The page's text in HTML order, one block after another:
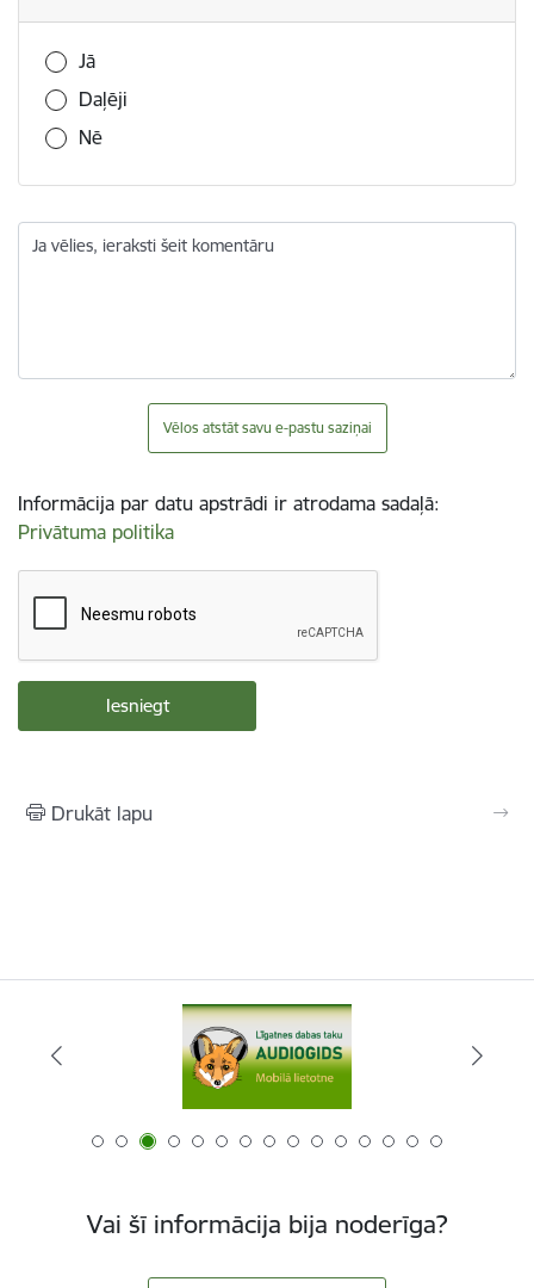
Vai šī informācija bija noderīga?
Jā
Daļēji
Nē
Ja vēlies, ieraksti šeit komentāru
Vēlos atstāt savu e-pastu saziņai
Informācija par datu apstrādi ir atrodama sadaļā:
Privātuma politika
Drukāt lapu
Vai šī informācija bija noderīga?